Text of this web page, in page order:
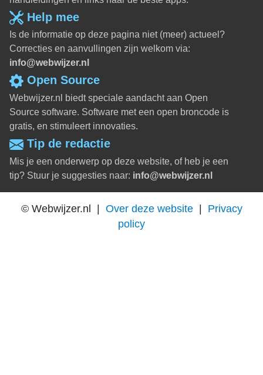
Help mee
Is de informatie op deze pagina niet (meer) actueel?
Correcties en aanvullingen zijn welkom via:
info@webwijzer.nl
Open Source
Webwijzer.nl biedt speciale aandacht aan Open
Source software. Software met een open broncode is
gratis, en stimuleert innovaties.
Tip de redactie
Mis je een onderwerp op deze website, of heb je een
tip? Stuur je suggesties naar: info@webwijzer.nl
© Webwijzer.nl | Over deze website| Privacy
policy